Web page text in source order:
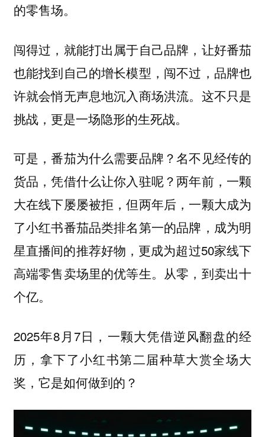
的零售场。
闯得过，就能打出属于自己品牌，让好番茄
也能找到自己的增长模型，闯不过，品牌也
许就会悄无声息地沉入商场洪流。这不只是
挑战，更是一场隐形的生死战。
可是，番茄为什么需要品牌？名不见经传的
货品，凭借什么让你入驻呢？两年前，一颗
大在线下屡屡被拒，但两年后，一颗大成为
了小红书番茄品类排名第一的品牌，成为明
星直播间的推荐好物，更成为超过50家线下
高端零售卖场里的优等生。从零，到卖出十
个亿。
2025年8月7日，一颗大凭借逆风翻盘的经
历，拿下了小红书第二届种草大赏全场大
奖，它是如何做到的？